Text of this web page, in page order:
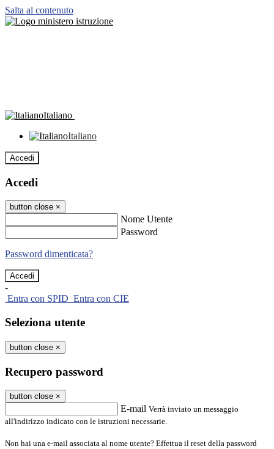
Salta al contenuto
Italiano
Italiano
Accedi
Accedi
button close ×
Nome Utente
Password
Password dimenticata?
-
Entra con SPID Entra con CIE
Seleziona utente
button close ×
Recupero password
button close ×
E-mail Verrà inviato un messaggio
all'indirizzo indicato con le istruzioni necessarie.
Non hai una e-mail associata al nome utente? Effettua il reset della password